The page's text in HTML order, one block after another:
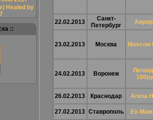
Healed by
::
22.02.2013
Санкт-
Петербург
23.02.2013 Москва Moscow
24.02.2013 Воронеж
100ру
26.02.2013 Краснодар Arena
27.02.2013 Ставрополь Ex-